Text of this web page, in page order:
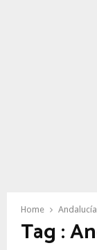
Home Andalucía
Tag :